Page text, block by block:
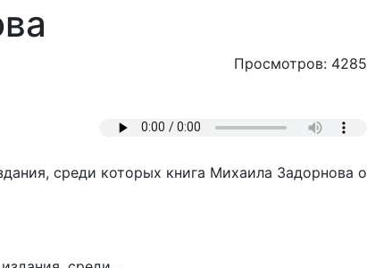
Просмотров: 4285
среди которых книга Михаила Задорнова о